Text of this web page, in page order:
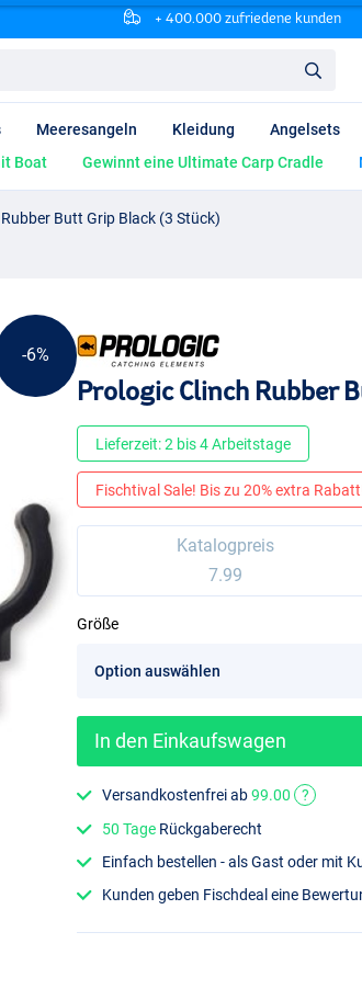
+ 400.000 zufriedene kunden
Meeresangeln Kleidung Angelsets
Boat Gewinnt eine Ultimate Carp Cradle
Butt Grip Black (3 Stück)
-6%
Prologic Clinch Rubber
Lieferzeit: 2 bis 4 Arbeitstage
Fischtival Sale! Bis zu 20% extra
Katalogpreis
7.99
Größe
In den Einkaufswagen
Versandkostenfrei ab99.00
?
50 Tage Rückgaberecht
Einfach bestellen - als Gast oder mit
Kunden geben Fischdeal eine